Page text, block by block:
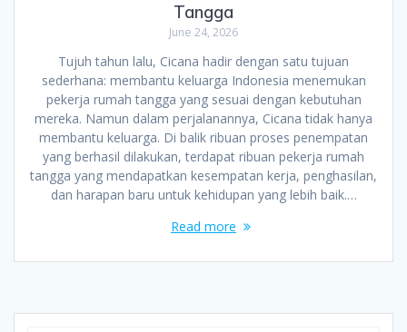
Tangga
June 24, 2026
Tujuh tahun lalu, Cicana hadir dengan satu tujuan
sederhana: membantu keluarga Indonesia menemukan
pekerja rumah tangga yang sesuai dengan kebutuhan
mereka. Namun dalam perjalanannya, Cicana tidak hanya
membantu keluarga. Di balik ribuan proses penempatan
yang berhasil dilakukan, terdapat ribuan pekerja rumah
tangga yang mendapatkan kesempatan kerja, penghasilan,
dan harapan baru untuk kehidupan yang lebih baik.…
Read more